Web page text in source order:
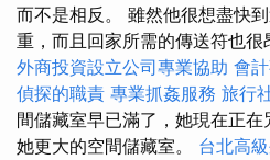
而不是相反。 雖然他很想盡快
重，而且回家所需的傳送符也很
外商投資設立公司專業協助 會
偵探的職責 專業抓姦服務 旅行
間儲藏室早已滿了，她現在正
她更大的空間儲藏室。 台北高